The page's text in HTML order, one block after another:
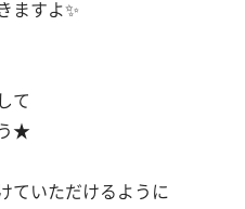
ますよ✨
て
★
ていただけるように